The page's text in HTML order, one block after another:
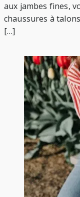
aux jambes fines,
chaussures à
[…]